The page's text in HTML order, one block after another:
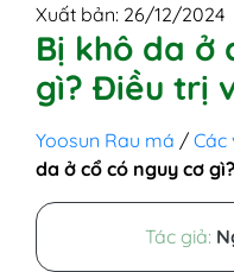
Xuất bản: 26/12/2024
Bị khô da ở
gì? Điều trị
Yoosun Rau má /Các
da ở cổ có nguy cơ
Tác giả: